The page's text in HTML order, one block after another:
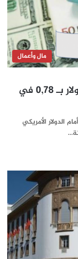
مال وأعمال
تحسن سعر صرف الدرهم أمام الدولار بـ 0,78 في
الدولار الأمريكي